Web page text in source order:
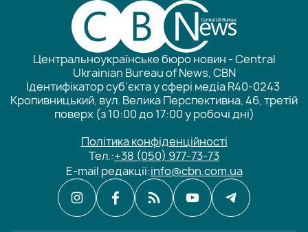
Центральноукраїнське бюро новин - Central
Ukrainian Bureau of News, CBN
Ідентифікатор суб'єкта у сфері медіа R40-0243
Кропивницький, вул. Велика Перспективна, 46, третій
поверх (з 10:00 до 17:00 у робочі дні)
Політика конфіденційності
Тел.:+38 (050) 977-73-73
E-mail редакції:info@cbn.com.ua